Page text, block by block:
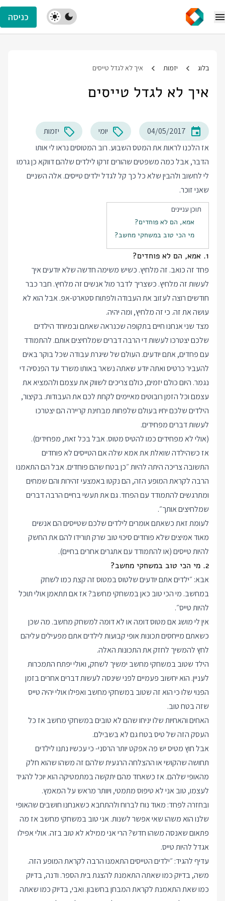
כניסה
בלוג יזמות איך לא לגדל טייסים
איך לא לגדל טייסים
04/05/2017 יומי
יזמות
אז הלכנו לראות את המטס השבוע. רוב המטוסים נראו לי אותו
הדבר, אבל כמה משפטים שהורים זרקו לילדים שלהם דווקא כן גרמו
לי לחשוב ולהבין שלא כל כך קל לגדל ילדים טייסים. אלה השניים
שאני זוכר.
תוכן עניינים
אמא, הם לא פוחדים?
מי הכי טוב במשחקי מחשב?
1. אמא, הם לא פוחדים?
פחד זה כואב. זה מלחיץ. כשיש משימה חדשה שלא יודעים איך
לעשות זה מלחיץ. כשצריך לדבר מול אנשים זה מלחיץ. חבר כבר
חודשים רוצה לעזוב את העבודה ולפתוח סטארט-אפ. אבל הוא לא
עושה את זה. כי זה מלחיץ, ומה יהיה.
מצד שני אנחנו חיים בתקופה שכנראה שאתם ובמיוחד הילדים
שלכם יצטרכו לעשות די הרבה דברים שמלחיצים אותם. להתמודד
עם פחדים, אתם יודעים. העולם של שיגרת עבודה שכל בוקר באים
להעביר כרטיס ואתה יודע שאתה נשאר באותו משרד עד הפנסיה די
נגמר. היום כולם יזמים, כולם צריכים לשווק את עצמם ולהמציא את
עצמם וכל הזמן רובוטים מאיימים לקחת לכם את העבודות. בקיצור,
הילדים שלכם יחיו בעולם שלפחות מבחינת קריירה הם יצטרכו
לעשות דברים מפחידים.
(אולי לא מפחידים כמו להטיס מטוס. אבל בכל זאת, מפחידים).
אז כשהילדה שואלת את אמא שלה אם הטייסים לא פוחדים
התשובה צריכה היתה להיות ״כן בטח שהם פוחדים. אבל הם התאמנו
הרבה לקראת המופע הזה, הם נקטו באמצעי זהירות והם שמחים
ומתרגשים להתמודד עם הפחד. גם את תעשי בחיים הרבה דברים
שמלחיצים אותך״.
לעומת זאת כשאתם אומרים לילדים שלכם שטייסים הם אנשים
מאוד אמיצים שלא פוחדים סיכוי טוב שרק תורידו להם את החשק
להיות טייסים (או להתמודד עם אתגרים אחרים בחיים).
2. מי הכי טוב במשחקי מחשב?
אבא: ״ילדים אתם יודעים שלטוס במטוס זה קצת כמו לשחק
במחשב. מי הכי טוב כאן במשחקי מחשב? אז אם תתאמן אולי תוכל
להיות טייס״.
אין לי מושג אם מטוס דומה או לא דומה למשחק מחשב. מה שכן
כשאתם מייחסים תכונות אופי קבועות לילדים אתם מפעילים עליהם
לחץ להמשיך לחזק את התכונות האלה.
הילד שטוב במשחקי מחשב ימשיך לשחק, ואולי יפתח התמכרות
לעניין. הוא יחשוב פעמיים לפני שינסה לעשות דברים אחרים בזמן
הפנוי שלו כי הוא זה שטוב במשחקי מחשב ואפילו אולי יהיה טייס
שזה בטח טוב.
האחים והאחיות שלו יניחו שהם לא טובים במשחקי מחשב אז כל
העסק הזה של טיס בטח גם לא בשבילם.
אבל חוץ מטיס יש פה אפקט יותר הרסני- כי עכשיו נתנו לילדים
תחושה שהקושי או ההצלחה הרגעית שלהם זה משהו שהוא חלק
מהאופי שלהם. אז כשאחד מהם יתקשה במתמטיקה הוא יוכל להגיד
לעצמו, טוב אני לא טיפוס מתמטי, ויוותר מראש על המאמץ.
ובחזרה לפחד: מאוד נוח לברוח ולהתחבא כשאנחנו חושבים שהאופי
שלנו הוא משהו שאי אפשר לשנות. אני טוב במשחקי מחשב אז מה
פתאום שאנסה משהו חדש? הרי אני ממילא לא טוב בזה. אולי אפילו
אגדל להיות טייס.
עדיף להגיד: ״ילדים הטייסים התאמנו הרבה לקראת המופע הזה.
משה, בדיוק כמו שאתה התאמנת להצגת בית הספר. ודנה, בדיוק
כמו שאת התאמנת לקראת המבחן בחשבון. ואבי, בדיוק כמו שאתה